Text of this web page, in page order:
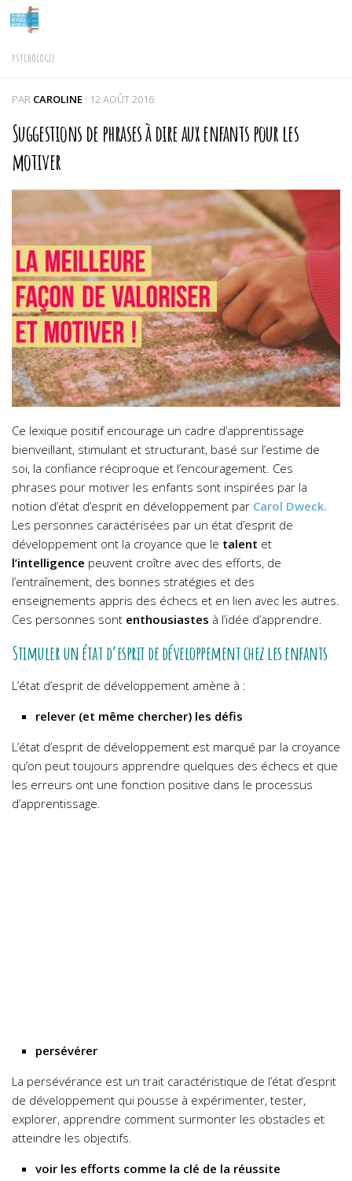
Skip to content
PSYCHOLOGIE
PAR CAROLINE · 12 AOÛT 2016
Suggestions de phrases à dire aux enfants pour les
motiver
Ce lexique positif encourage un cadre d’apprentissage
bienveillant, stimulant et structurant, basé sur l’estime de
soi, la confiance réciproque et l’encouragement. Ces
phrases pour motiver les enfants sont inspirées par la
notion d’état d’esprit en développement par Carol Dweck.
Les personnes caractérisées par un état d’esprit de
développement ont la croyance que le talent et
l’intelligence peuvent croître avec des efforts, de
l’entraînement, des bonnes stratégies et des
enseignements appris des échecs et en lien avec les autres.
Ces personnes sont enthousiastes à l’idée d’apprendre.
Stimuler un état d’esprit de développement chez les enfants
L’état d’esprit de développement amène à :
relever (et même chercher) les défis
L’état d’esprit de développement est marqué par la croyance
qu’on peut toujours apprendre quelques des échecs et que
les erreurs ont une fonction positive dans le processus
d’apprentissage.
persévérer
La persévérance est un trait caractéristique de l’état d’esprit
de développement qui pousse à expérimenter, tester,
explorer, apprendre comment surmonter les obstacles et
atteindre les objectifs.
voir les efforts comme la clé de la réussite